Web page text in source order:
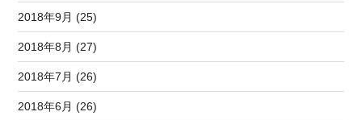
2018年9月 (25)
2018年8月 (27)
2018年7月 (26)
2018年6月 (26)